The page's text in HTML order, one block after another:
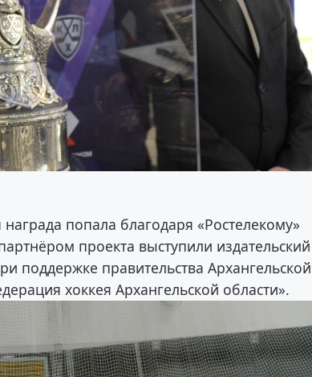
попала благодаря «Ростелекому»
проекта выступили издательский
поддержке правительства Архангельской
хоккея Архангельской области».